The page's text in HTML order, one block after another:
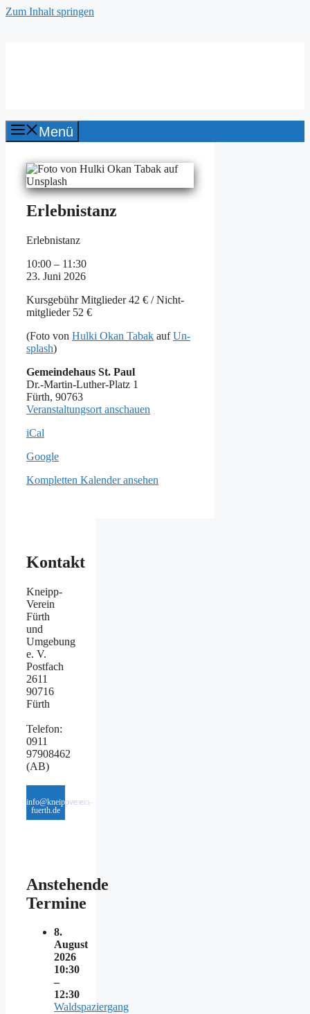
Zum Inhalt springen
Menü
Erlebnistanz
Er­leb­nistanz
10:00 – 11:30
23. Ju­ni 2026
Kurs­ge­bühr Mit­glie­der 42 € / Nicht­
mit­glie­der 52 €
(Fo­to von Hul­ki Okan Ta­bak aufUn­
s­plash)
Gemeindehaus St. Paul
Dr.-Martin-Luther-Platz 1
Fürth, 90763
Veranstaltungsort anschauen
iCal
Goog­le
Kom­plet­ten Ka­len­der an­se­hen
Kontakt
Kneipp-
Verein
Fürth
und
Umgebung
e. V.
Postfach
2611
90716
Fürth
Telefon:
0911
97908462
(AB)
info@kneippverein-
fuerth.de
Anstehende
Termine
8.
August
2026
10:30
–
12:30
Waldspaziergang